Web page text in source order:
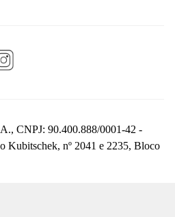
CNPJ: 90.400.888/0001-42 -
Kubitschek, nº 2041 e 2235, Bloco